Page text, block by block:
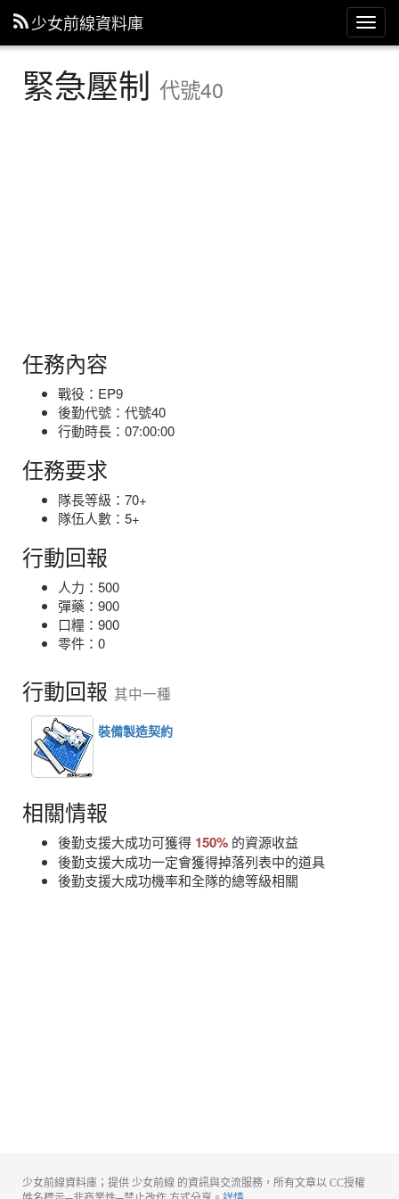
主
選
少女前線資料庫
緊急壓制 代號40
任務內容
戰役：EP9
後勤代號：代號40
行動時長：07:00:00
任務要求
隊長等級：70+
隊伍人數：5+
行動回報
人力：500
彈藥：900
口糧：900
零件：0
行動回報 其中一種
裝備製造契約
相關情報
後勤支援大成功可獲得 150% 的資源收益
後勤支援大成功一定會獲得掉落列表中的道具
後勤支援大成功機率和全隊的總等級相關
少女前線資料庫；提供 少女前線 的資訊與交流服務，所有文章以 CC授權